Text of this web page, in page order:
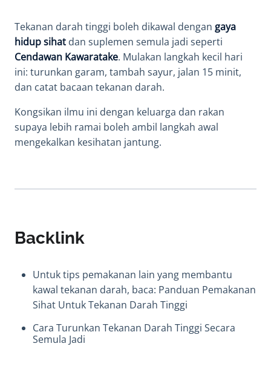
Tekanan darah tinggi boleh dikawal dengan gaya
hidup sihat dan suplemen semula jadi seperti
Cendawan Kawaratake. Mulakan langkah kecil hari
ini: turunkan garam, tambah sayur, jalan 15 minit,
dan catat bacaan tekanan darah.
Kongsikan ilmu ini dengan keluarga dan rakan
supaya lebih ramai boleh ambil langkah awal
mengekalkan kesihatan jantung.
Backlink
Untuk tips pemakanan lain yang membantu
kawal tekanan darah, baca: Panduan Pemakanan
Sihat Untuk Tekanan Darah Tinggi
Cara Turunkan Tekanan Darah Tinggi Secara
Semula Jadi